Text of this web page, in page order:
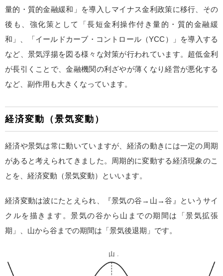
量的・質的金融緩和」を導入しマイナス金利政策に移行、その
後も、強化策として「長短金利操作付き量的・質的金融緩
和」、「イールドカーブ・コントロール（YCC）」を導入する
など、景気浮揚を図る様々な対策が行われています。超低金利
が長引くことで、金融機関の利ざやが薄くなり経営が悪化する
など、副作用も大きくなっています。
経済変動（景気変動）
経済や景気は常に動いていますが、経済の動きには一定の周期
があると考えられてきました。周期的に変動する経済現象のこ
とを、経済変動（景気変動）といいます。
経済変動は波にたとえられ、『景気の谷→山→谷』というサイ
クルを描きます。景気の谷から山までの期間は「景気拡張
期」、山から谷までの期間は「景気後退期」です。